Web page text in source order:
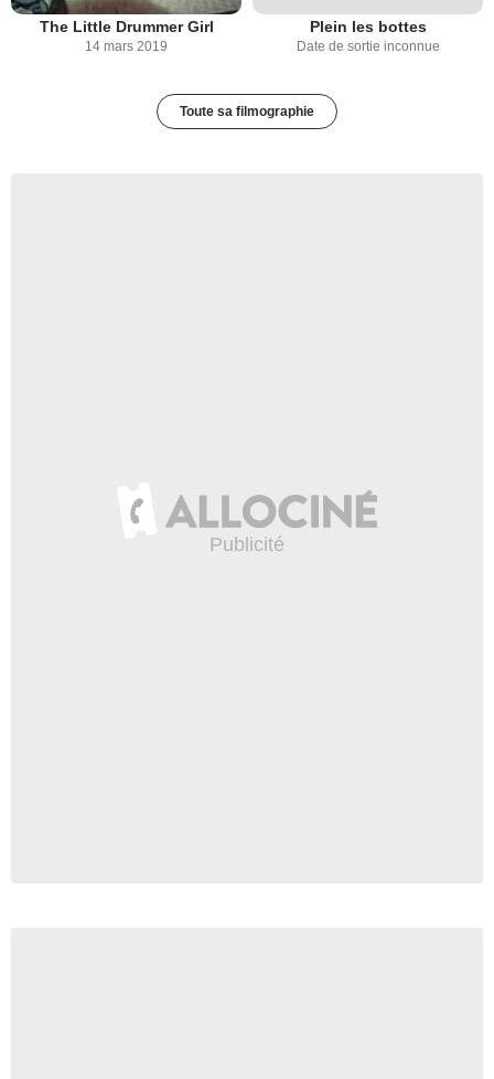
The Little Drummer Girl
14 mars 2019
Plein les bottes
Date de sortie inconnue
Toute sa filmographie